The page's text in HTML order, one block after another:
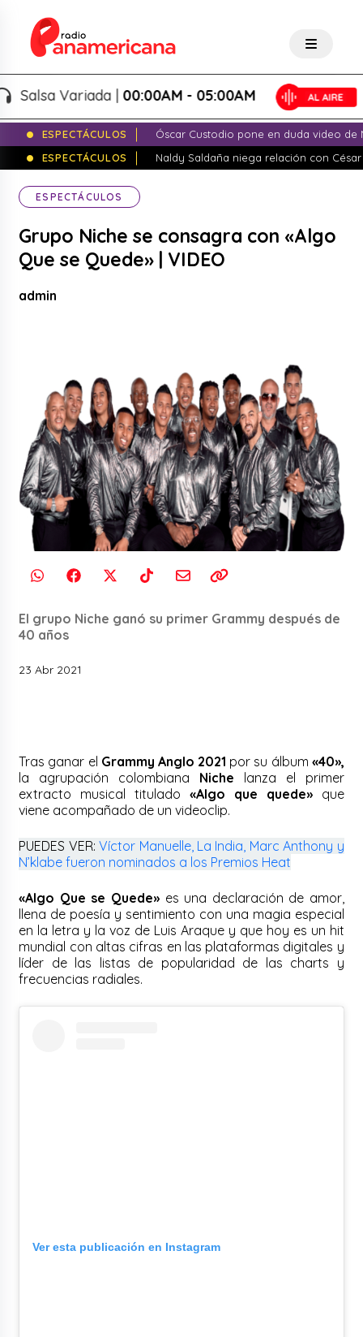
Variada |00:00AM - 05:00AM
ESPECTÁCULOS
Óscar Custodio pone en duda video de
ESPECTÁCULOS
Naldy Saldaña niega relación con
ESPECTÁCULOS
Grupo Niche se consagra con «Algo
Que se Quede» | VIDEO
admin
El grupo Niche ganó su primer Grammy después de
40 años
23 Abr 2021
Tras ganar el Grammy Anglo 2021 por su álbum «40»,
la agrupación colombiana Niche lanza el primer
extracto musical titulado «Algo que quede»que
viene acompañado de un videoclip.
PUEDES VER:Víctor Manuelle, La India, Marc Anthony y
N’klabe fueron nominados a los Premios Heat
«Algo Que se Quede»es una declaración de amor,
llena de poesía y sentimiento con una magia especial
en la letra y la voz de Luis Araque y que hoy es un hit
mundial con altas cifras en las plataformas digitales y
líder de las listas de popularidad de las charts y
frecuencias radiales.
Ver esta publicación en Instagram